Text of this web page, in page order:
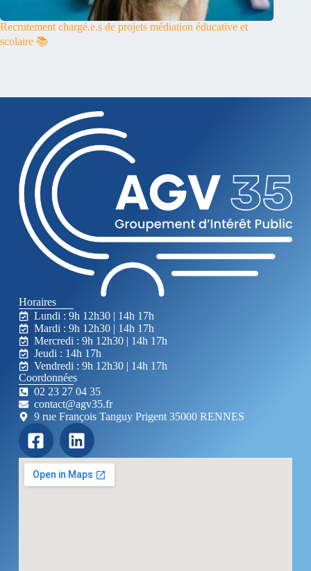
Recrutement chargé.e.s de projets médiation éducative et
scolaire 📚
Horaires
Lundi : 9h 12h30 | 14h 17h
Mardi : 9h 12h30 | 14h 17h
Mercredi : 9h 12h30 | 14h 17h
Jeudi : 14h 17h
Vendredi : 9h 12h30 | 14h 17h
Coordonnées
02 23 27 04 35
contact@agv35.fr
9 rue François Tanguy Prigent 35000 RENNES